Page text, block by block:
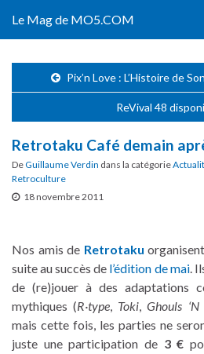
Le Mag de MO5.COM
Pix’n Love : L’Histoire de
ReVival 48
Retrotaku Café demain
DeGuillaume Verdin dans la catégorie
Retroculture
18 novembre 2011
Nos amis de Retrotaku
suite au succès de l’édition de mai.
de (re)jouer à des adaptations
mythiques (R·type, Toki,Ghouls ‘N
mais cette fois, les parties ne
juste une participation de 3 €